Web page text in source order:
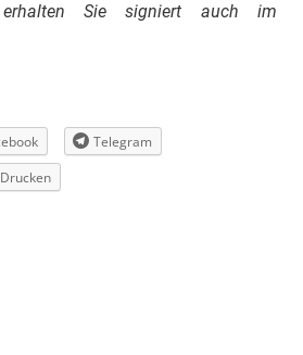
Sie signiert auch im
Telegram
Drucken